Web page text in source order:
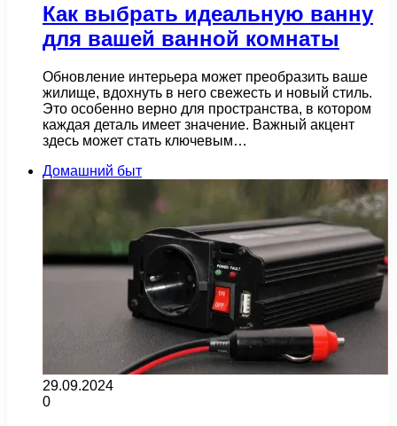
Как выбрать идеальную ванну
для вашей ванной комнаты
Обновление интерьера может преобразить ваше
жилище, вдохнуть в него свежесть и новый стиль.
Это особенно верно для пространства, в котором
каждая деталь имеет значение. Важный акцент
здесь может стать ключевым…
Домашний быт
29.09.2024
0